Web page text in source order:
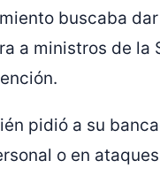
buscaba
a ministros de
pidió a su
o en